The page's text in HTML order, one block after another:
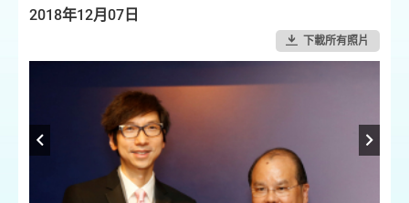
2018年12月07日
下載所有照片